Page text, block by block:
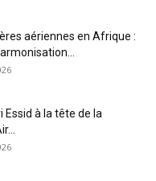
aériennes en Afrique :
Essid à la tête de la